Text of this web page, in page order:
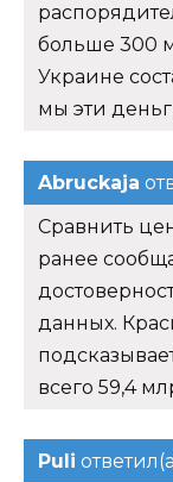
больше 300
Украине
мы эти
Abruckaja
Сравнить
ранее
данных.
всего 59,4
Puli